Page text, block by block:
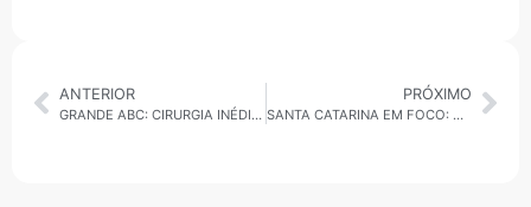
ANTERIOR
GRANDE ABC: CIRURGIA INÉDITA NO SUS, AVANÇOS NA EDUCAÇÃO, CONECTIVIDADE E MOBILIDADE
PRÓXIMO
SANTA CATARINA EM FOCO: CENTRAL DO RECOMEÇO, MOBILIDADE AÉREA E NOVAS REGRAS NO SETOR LEITEIRO